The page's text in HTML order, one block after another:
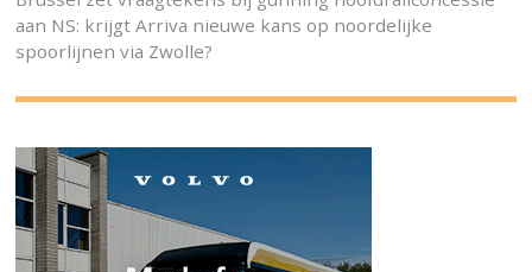
aan NS: krijgt Arriva nieuwe kans op noordelijke
spoorlijnen via Zwolle?